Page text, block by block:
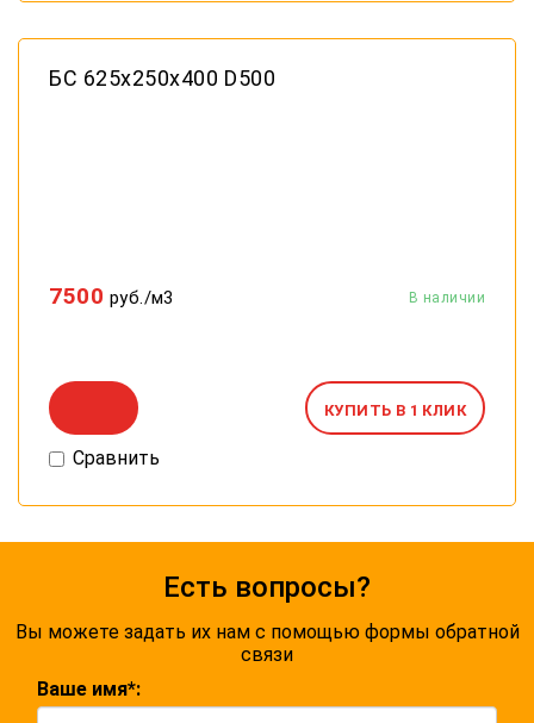
БС 625х250х400 D500
7500 руб./м3
КУПИТЬ В 1 КЛИК
Сравнить
Есть вопросы?
Вы можете задать их нам с помощью формы обратной
связи
Ваше имя*: